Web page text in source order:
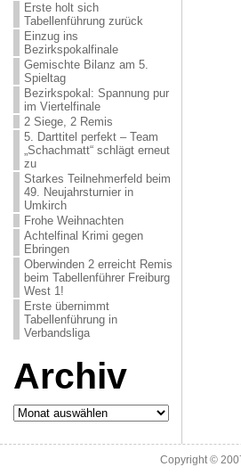
Erste holt sich
Tabellenführung zurück
Einzug ins
Bezirkspokalfinale
Gemischte Bilanz am 5.
Spieltag
Bezirkspokal: Spannung pur
im Viertelfinale
2 Siege, 2 Remis
5. Darttitel perfekt – Team
„Schachmatt“ schlägt erneut
zu
Starkes Teilnehmerfeld beim
49. Neujahrsturnier in
Umkirch
Frohe Weihnachten
Achtelfinal Krimi gegen
Ebringen
Oberwinden 2 erreicht Remis
beim Tabellenführer Freiburg
West 1!
Erste übernimmt
Tabellenführung in
Verbandsliga
Archiv
Archiv
Copyright ©